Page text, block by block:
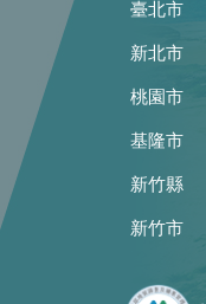
臺北市
新北市
桃園市
基隆市
新竹縣
新竹市